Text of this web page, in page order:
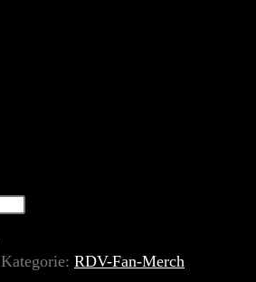
Kategorie: RDV-Fan-Merch